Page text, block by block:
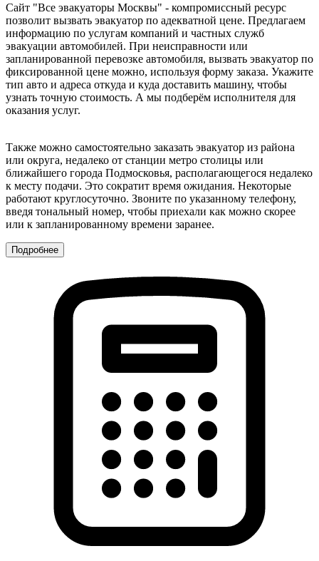
Сайт "Все эвакуаторы Москвы" - компромиссный ресурс
позволит вызвать эвакуатор по адекватной цене. Предлагаем
информацию по услугам компаний и частных служб
эвакуации автомобилей. При неисправности или
запланированной перевозке автомобиля, вызвать эвакуатор по
фиксированной цене можно, используя форму заказа. Укажите
тип авто и адреса откуда и куда доставить машину, чтобы
узнать точную стоимость. А мы подберём исполнителя для
оказания услуг.
Также можно самостоятельно заказать эвакуатор из района
или округа, недалеко от станции метро столицы или
ближайшего города Подмосковья, располагающегося недалеко
к месту подачи. Это сократит время ожидания. Некоторые
работают круглосуточно. Звоните по указанному телефону,
введя тональный номер, чтобы приехали как можно скорее
или к запланированному времени заранее.
Подробнее